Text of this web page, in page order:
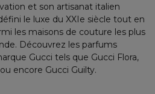
et son artisanat italien
le luxe du XXIe siècle tout en
les maisons de couture les plus
Découvrez les parfums
Gucci tels que Gucci Flora,
encore Gucci Guilty.